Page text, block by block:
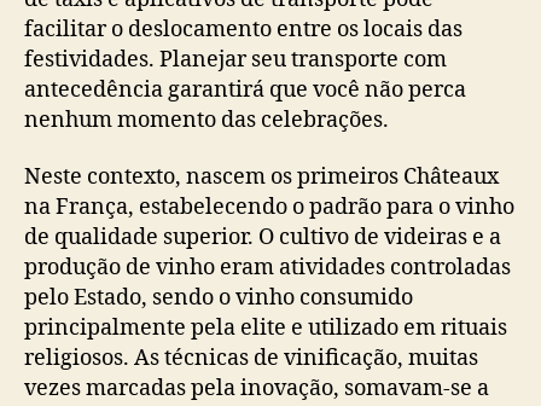
facilitar o deslocamento entre os locais das
festividades. Planejar seu transporte com
antecedência garantirá que você não perca
nenhum momento das celebrações.
Neste contexto, nascem os primeiros Châteaux
na França, estabelecendo o padrão para o vinho
de qualidade superior. O cultivo de videiras e a
produção de vinho eram atividades controladas
pelo Estado, sendo o vinho consumido
principalmente pela elite e utilizado em rituais
religiosos. As técnicas de vinificação, muitas
vezes marcadas pela inovação, somavam-se a